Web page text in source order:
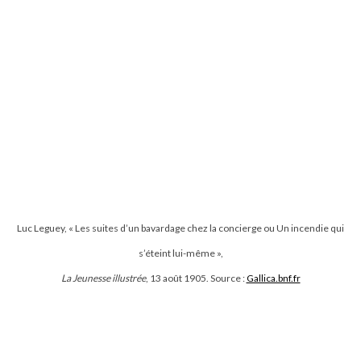
Luc Leguey, « Les suites d’un bavardage chez la concierge ou Un incendie qui
s’éteint lui-même »,
La Jeunesse illustrée, 13 août 1905. Source :Gallica.bnf.fr